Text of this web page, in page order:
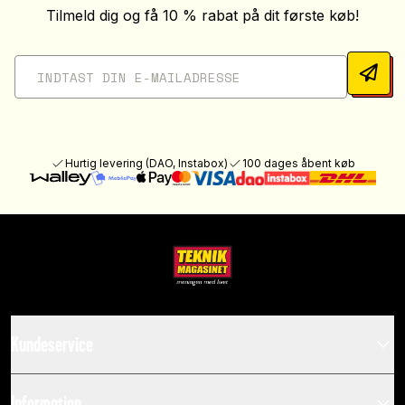
Tilmeld dig og få 10 % rabat på dit første køb!
Hurtig levering (DAO, Instabox) 100 dages åbent køb